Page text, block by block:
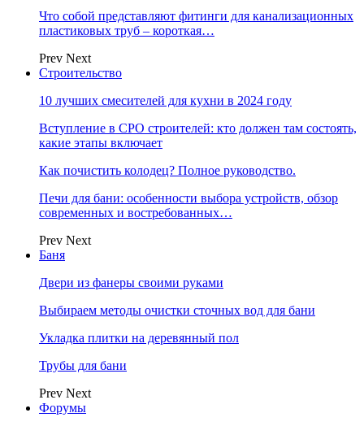
Что собой представляют фитинги для канализационных
пластиковых труб – короткая…
Prev Next
Строительство
10 лучших смесителей для кухни в 2024 году
Вступление в СРО строителей: кто должен там состоять,
какие этапы включает
Как почистить колодец? Полное руководство.
Печи для бани: особенности выбора устройств, обзор
современных и востребованных…
Prev Next
Баня
Двери из фанеры своими руками
Выбираем методы очистки сточных вод для бани
Укладка плитки на деревянный пол
Трубы для бани
Prev Next
Форумы